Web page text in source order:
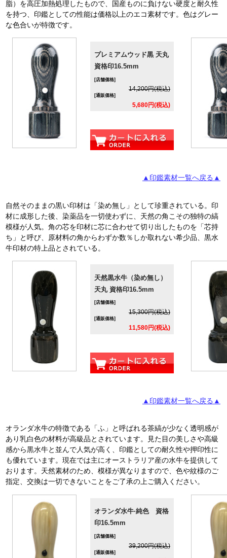
脂）を高圧加熱処理したもので、国産ものに負けない硬度と耐久性
を持つ、印鑑としての性能は価格以上のエコ素材です。色はグレー
な色合いが特徴です。
プレミアムウッド黒 天丸
資格印16.5mm
[店舗価格]
14,200円(税込)
[通販価格]
5,680円(税込)
▲印鑑素材一覧へ戻る▲
自然そのままの黒い印材は「染め無し」として珍重されている。印
材に成形した後、染薬品を一切使わずに、天然の角こその独特の縞
模様が人気。角の芯を印材に芯に合わせて切り出したものを「芯持
ち」と呼び、原材料の角からわずか数％しか取れない希少品、黒水
牛印材の特上品とされている。
天然黒水牛（染め無し）
天丸 資格印16.5mm
[店舗価格]
15,300円(税込)
[通販価格]
11,580円(税込)
▲印鑑素材一覧へ戻る▲
オランダ水牛の特徴である「ふ」と呼ばれる茶縞が少なく透明感が
あり乳白色の材料が高級品とされています。見た目の美しさや高級
感から黒水牛と並んで人気が高く、印鑑としての耐久性や押印性に
も優れています。現在では主にオーストラリア産の水牛を提供して
おります。天然素材のため、模様が異なりますので、色や紋様のご
指定、交換は一切できないことをご了承の上ご購入ください。
オランダ水牛·純色 資格
印16.5mm
[店舗価格]
39,200円(税込)
[通販価格]